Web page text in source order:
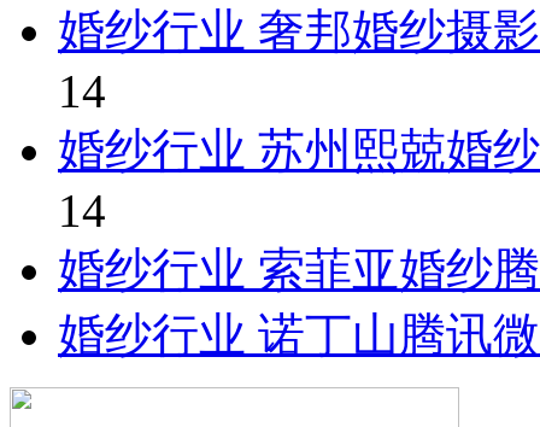
婚纱行业 奢邦婚纱摄
14
婚纱行业 苏州熙兢婚
14
婚纱行业 索菲亚婚纱
婚纱行业 诺丁山腾讯